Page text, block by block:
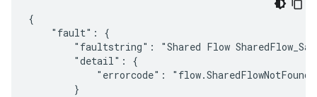
{
    "fault": {
"faultstring": "Shared Flow
        "detail": {
            "errorcode": "flow.SharedFlowNotFound"
        }